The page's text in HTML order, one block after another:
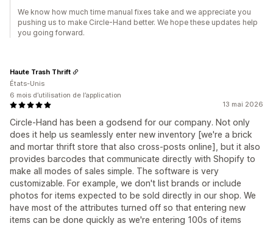
We know how much time manual fixes take and we appreciate you
pushing us to make Circle-Hand better. We hope these updates help
you going forward.
13 mai 2026
Circle-Hand has been a godsend for our company. Not only
does it help us seamlessly enter new inventory [we're a brick
and mortar thrift store that also cross-posts online], but it also
provides barcodes that communicate directly with Shopify to
make all modes of sales simple. The software is very
customizable. For example, we don't list brands or include
photos for items expected to be sold directly in our shop. We
have most of the attributes turned off so that entering new
items can be done quickly as we're entering 100s of items
Haute Trash Thrift
États-Unis
6 mois d’utilisation de l’application